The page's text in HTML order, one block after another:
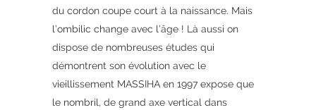
du cordon coupe court à la naissance. Mais
l’ombilic change avec l’âge ! Là aussi on
dispose de nombreuses études qui
démontrent son évolution avec le
vieillissement MASSIHA en 1997 expose que
le nombril, de grand axe vertical dans